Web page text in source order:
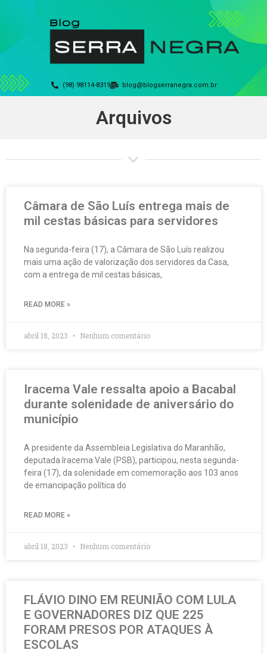
(98) 98114-8319 blog@blogserranegra.com.br
Arquivos
Câmara de São Luís entrega mais de
mil cestas básicas para servidores
Na segunda-feira (17), a Câmara de São Luís realizou
mais uma ação de valorização dos servidores da Casa,
com a entrega de mil cestas básicas,
READ MORE »
abril 18, 2023 Nenhum comentário
Iracema Vale ressalta apoio a Bacabal
durante solenidade de aniversário do
município
A presidente da Assembleia Legislativa do Maranhão,
deputada Iracema Vale (PSB), participou, nesta segunda-
feira (17), da solenidade em comemoração aos 103 anos
de emancipação política do
READ MORE »
abril 18, 2023 Nenhum comentário
FLÁVIO DINO EM REUNIÃO COM LULA
E GOVERNADORES DIZ QUE 225
FORAM PRESOS POR ATAQUES À
ESCOLAS